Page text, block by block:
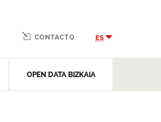
OPEN DATA BIZKAIA
CONTACTO ES